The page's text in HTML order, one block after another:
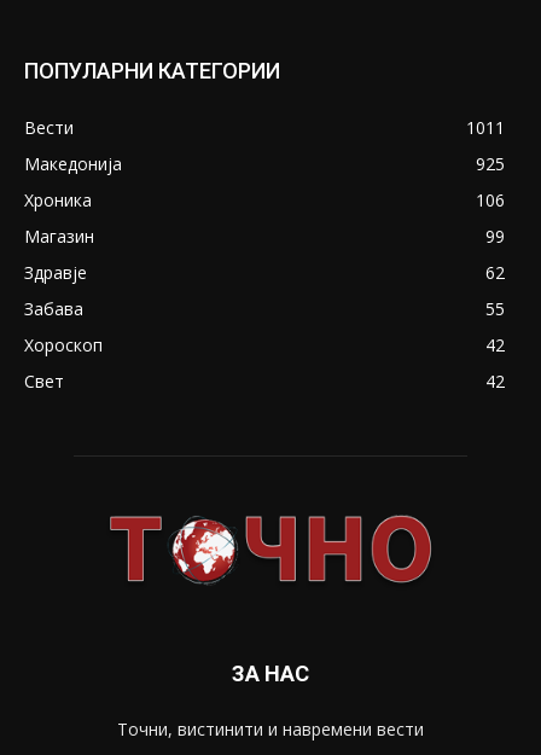
ПОПУЛАРНИ КАТЕГОРИИ
Вести
1011
Македонија
925
Хроника
106
Магазин
99
Здравје
62
Забава
55
Хороскоп
42
Свет
42
ЗА НАС
Точни, вистинити и навремени вести